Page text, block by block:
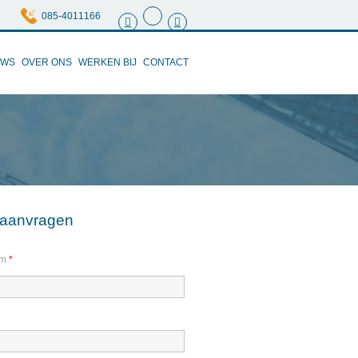
085-4011166
OVER ONS WERKEN BIJ CONTACT
*